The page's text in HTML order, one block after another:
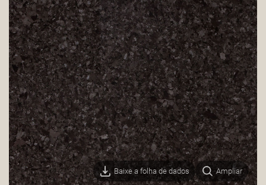
Aplicações
Profissionais
Baixe a folha de dados Ampliar